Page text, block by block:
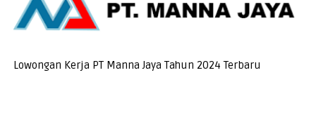
Lowongan Kerja PT Manna Jaya Tahun 2024 Terbaru